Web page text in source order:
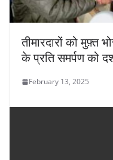
तीमारदारों को मुफ़्त
के प्रति समर्पण को
February 13, 2025